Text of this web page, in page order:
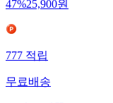
47%25,900원
777적립
무료배송